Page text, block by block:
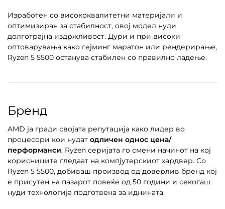
Изработен со висококвалитетни материјали и
оптимизиран за стабилност, овој модел нуди
долготрајна издржливост. Дури и при високи
оптоварувања како гејминг маратон или рендерирање,
Ryzen 5 5500 останува стабилен со правилно ладење.
Бренд
AMD ја гради својата репутација како лидер во
процесори кои нудат одличен однос цена/
перформанси. Ryzen серијата го смени начинот на кој
корисниците гледаат на компјутерскиот хардвер. Со
Ryzen 5 5500, добиваш производ од доверлив бренд кој
е присутен на пазарот повеќе од 50 години и секогаш
нуди технологија подготвена за иднината.